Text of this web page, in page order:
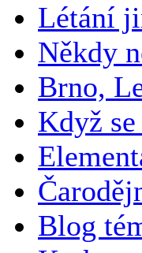
Létání
Někdy
Brno,
Když
Blog